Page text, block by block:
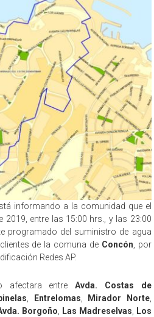
informando a la comunidad que el
2019, entre las 15:00 hrs., y las 23:00
programado del suministro de agua
de la comuna de Concón , por
Redes AP.
afectara entreAvda. Costas de
Entrelomas Mirador Norte,
Borgoño Las Madreselvas
Los